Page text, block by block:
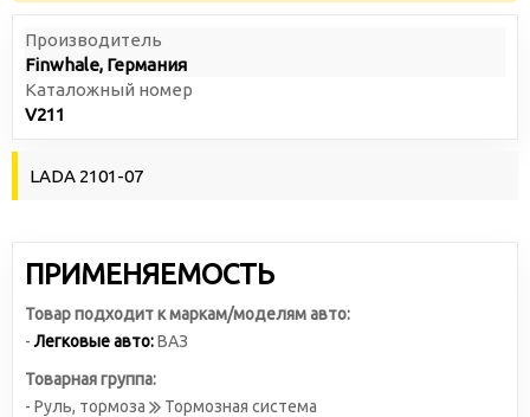
Производитель
Finwhale, Германия
Каталожный номер
V211
LADA 2101-07
ПРИМЕНЯЕМОСТЬ
Товар подходит к маркам/моделям авто:
-Легковые авто:ВАЗ
Товарная группа:
- Руль, тормоза
Тормозная система